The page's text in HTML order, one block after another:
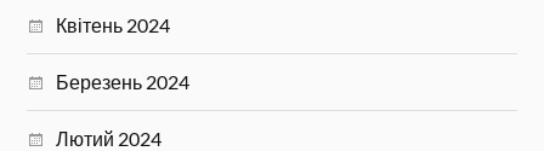
Квітень 2024
Березень 2024
Лютий 2024